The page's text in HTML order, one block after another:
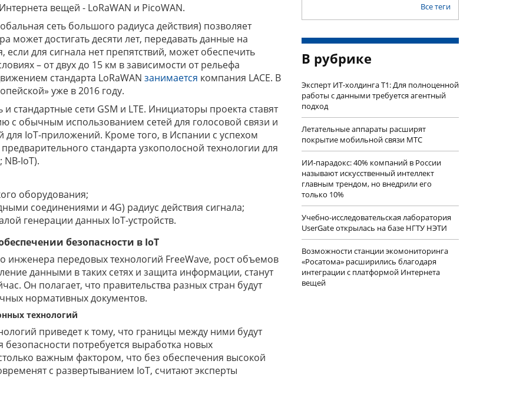
вещей - LoRaWAN и PicoWAN.
сеть большого радиуса действия) позволяет
может достигать десяти лет, передавать данные на
для сигнала нет препятствий, может обеспечить
– от двух до 15 км в зависимости от рельефа
стандарта LoRaWAN занимается компания LACE. В
уже в 2016 году.
и стандартные сети GSM и LTE. Инициаторы проекта ставят
с обычным использованием сетей для голосовой связи и
для IoT-приложений. Кроме того, в Испании с успехом
стандарта узкополосной технологии для
IoT).
оборудования;
соединениями и 4G) радиус действия сигнала;
генерации данных IoT-устройств.
безопасности в IoT
инженера передовых технологий FreeWave, рост объемов
данными в таких сетях и защита информации, станут
Он полагает, что правительства разных стран будут
нормативных документов.
технологий
приведет к тому, что границы между ними будут
потребуется выработка новых
важным фактором, что без обеспечения высокой
с развертыванием IoT, считают эксперты
Все теги
В рубрике
Эксперт ИТ-холдинга Т1: Для полноценной
работы с данными требуется агентный
подход
Летательные аппараты расширят
покрытие мобильной связи МТС
ИИ-парадокс: 40% компаний в России
называют искусственный интеллект
главным трендом, но внедрили его
только 10%
Учебно-исследовательская лаборатория
UserGate открылась на базе НГТУ НЭТИ
Возможности станции экомониторинга
«Росатома» расширились благодаря
интеграции с платформой Интернета
вещей